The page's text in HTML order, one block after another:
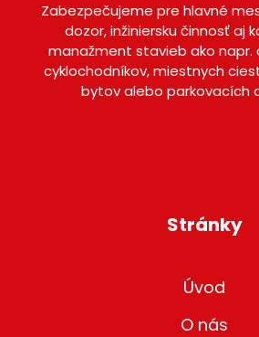
Zabezpečujeme pre hlavné
dozor, inžiniersku činnosť aj
manažment stavieb ako napr.
cyklochodníkov, miestnych
bytov alebo parkovacích
Stránky
Úvod
O nás